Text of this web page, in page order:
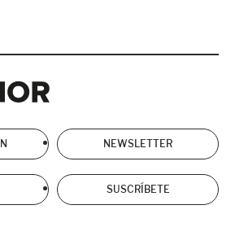
NEWSLETTER
SUSCRÍBETE